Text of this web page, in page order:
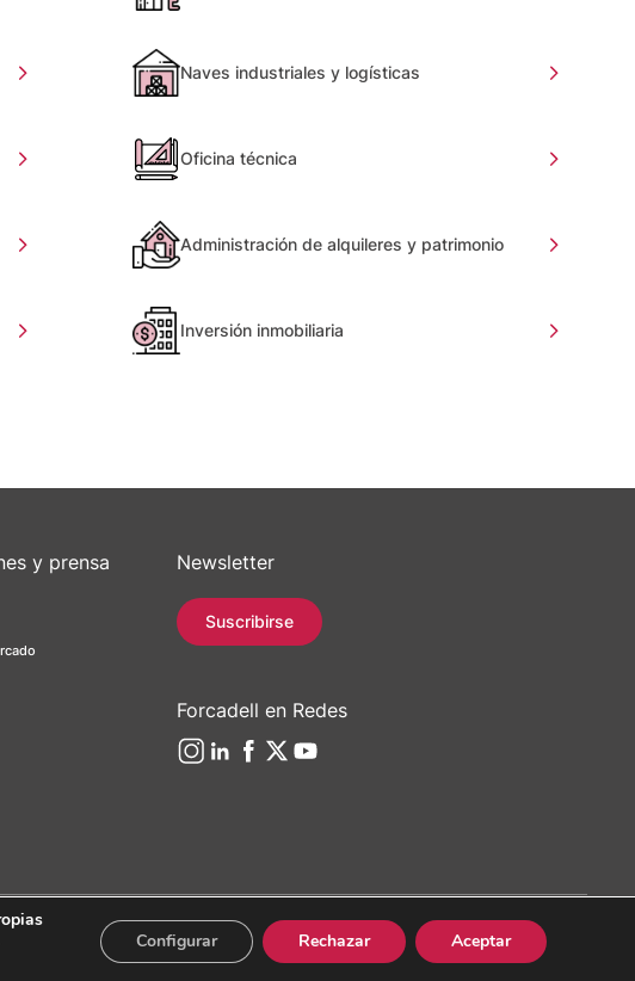
Naves industriales y logísticas
Oficina técnica
Administración de alquileres y patrimonio
Inversión inmobiliaria
y prensa Newsletter
Suscribirse
Forcadell en Redes
Barcelona / 934 965 400 Web: Evicron Aceptar
Rechazar
Configurar